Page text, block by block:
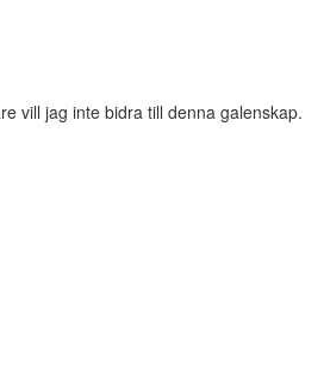
vill jag inte bidra till denna galenskap.